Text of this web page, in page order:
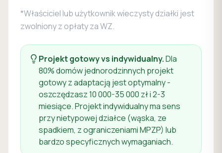
*Właściciel lub użytkownik wieczysty działki jest
zwolniony z opłaty za WZ.
Projekt gotowy vs indywidualny.Dla
80% domów jednorodzinnych projekt
gotowy z adaptacją jest optymalny -
oszczędzasz 10 000-35 000 zł i 2-3
miesiące. Projekt indywidualny ma sens
przy nietypowej działce (wąska, ze
spadkiem, z ograniczeniami MPZP) lub
bardzo specyficznych wymaganiach.